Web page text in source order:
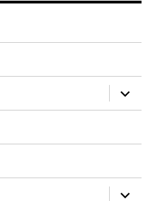
ouvrir
le
sous-
ouvrir